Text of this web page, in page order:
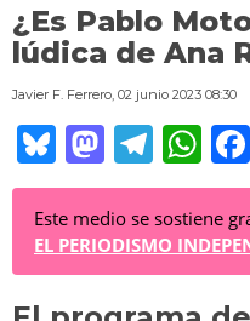
¿Es Pablo
lúdica de Ana
Javier F. Ferrero 02 junio 2023 08:30
Bl
u
e
sk
y
M
a
st
o
d
T
el
e
gr
a
W
h
at
s
A
Este medio se sostiene
EL PERIODISMO